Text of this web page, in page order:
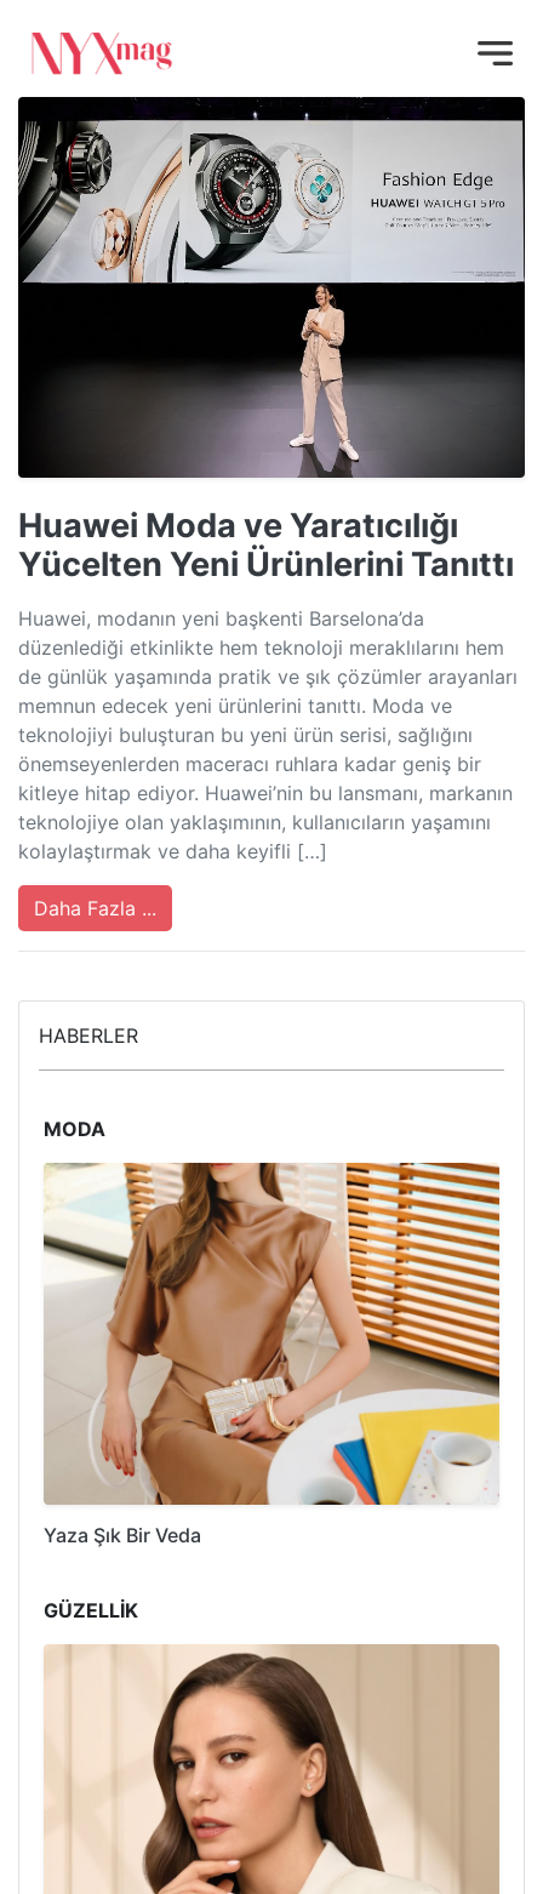
Huawei Moda ve Yaratıcılığı
Yücelten Yeni Ürünlerini Tanıttı
Huawei, modanın yeni başkenti Barselona’da
düzenlediği etkinlikte hem teknoloji meraklılarını hem
de günlük yaşamında pratik ve şık çözümler arayanları
memnun edecek yeni ürünlerini tanıttı. Moda ve
teknolojiyi buluşturan bu yeni ürün serisi, sağlığını
önemseyenlerden maceracı ruhlara kadar geniş bir
kitleye hitap ediyor. Huawei’nin bu lansmanı, markanın
teknolojiye olan yaklaşımının, kullanıcıların yaşamını
kolaylaştırmak ve daha keyifli […]
Daha Fazla ...
HABERLER
MODA
Yaza Şık Bir Veda
GÜZELLİK